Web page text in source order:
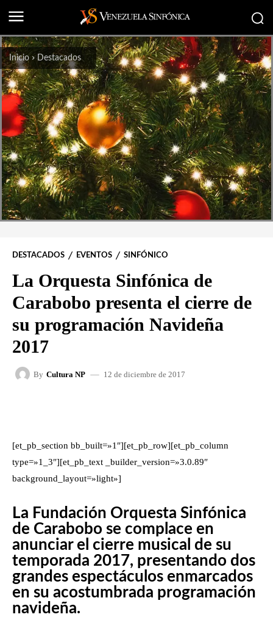
Inicio Destacados
DESTACADOS EVENTOS SINFÓNICO
La Orquesta Sinfónica de
Carabobo presenta el cierre de
su programación Navideña
2017
By Cultura NP 12 de diciembre de 2017
[et_pb_section bb_built=»1″][et_pb_row][et_pb_column
type=»1_3″][et_pb_text _builder_version=»3.0.89″
background_layout=»light»]
La Fundación Orquesta Sinfónica
de Carabobo se complace en
anunciar el cierre musical de su
temporada 2017, presentando dos
grandes espectáculos enmarcados
en su acostumbrada programación
navideña.